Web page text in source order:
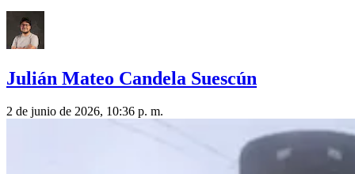
Julián Mateo Candela Suescún
2 de junio de 2026, 10:36 p. m.